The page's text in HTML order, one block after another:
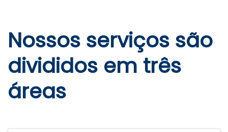
Nossos serviços são
divididos em três
áreas